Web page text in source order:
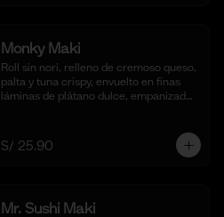
Monky Maki
Roll sin nori, relleno de cremoso queso,
palta y tuna crispy, envuelto en finas
láminas de plátano dulce, empanizado
maracuyá y quinua crocante. (10
cortes).
S/ 25.90
Mr. Sushi Maki